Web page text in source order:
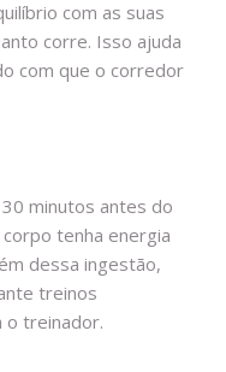
com as suas
corre. Isso ajuda
com que o corredor
minutos antes do
tenha energia
dessa ingestão,
treinos
o treinador.